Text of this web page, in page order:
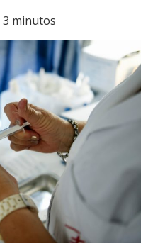
3 minutos